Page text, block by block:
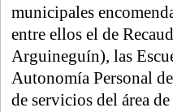
municipales
entre ellos el de
Arguineguín), las
Autonomía Personal
de servicios del área